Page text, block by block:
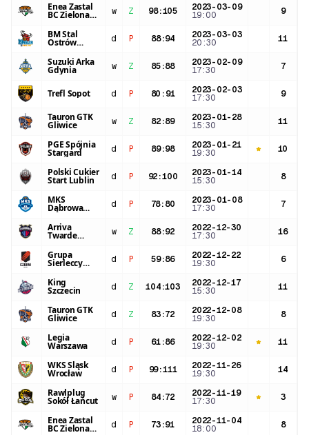
Enea Zastal
BC Zielona w Z 98:105
2023-03-09
19:00
9
BM Stal
Ostrów d P 88:94
2023-03-03
20:30
11
Suzuki Arka
Gdynia w Z 85:88
2023-02-09
17:30
7
Trefl Sopot d P 80 : 91
2023-02-03
17:30
9
Tauron GTK
Gliwice w Z 82:89
2023-01-28
15:30
11
PGE Spójnia
Stargard d P 89:98
2023-01-21
19:30
10
Polski Cukier
Start Lublin d P 92 :100
2023-01-14
15:30
8
MKS
Dąbrowa
Górnicza
d P 78: 80
2023-01-08
17:30
7
Arriva
Twarde
Toruń
w Z 88:92
2022-12-30
17:30
16
Grupa
Sierleccy
Słupsk
d P 59:86
2022-12-22
19:30
6
King
Szczecin d Z 104:103
2022-12-17
15:30
11
Tauron GTK
Gliwice d Z 83:72
2022-12-08
19:30
8
Legia
Warszawa d P 61:86
2022-12-02
19:30
11
WKS Śląsk
Wrocław d P 99:111
2022-11-26
19:30
14
Rawlplug
Sokół Łańcut w P 84:72
2022-11-19
17:30
3
Enea Zastal
BC Zielona d P 73:91
2022-11-04
18:00
8